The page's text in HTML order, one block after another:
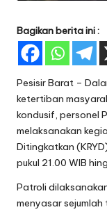
Bagikan berita ini :
Pesisir Barat –
ketertiban
kondusif, personel
melaksanakan
Ditingkatkan
pukul 21.00 WIB
Patroli
menyasar